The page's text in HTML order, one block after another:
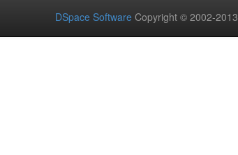
DSpace Software Copyright © 2002-2013